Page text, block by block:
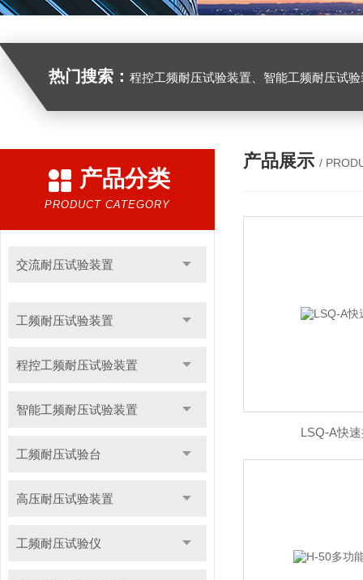
热门搜索： 程控工频耐压试验装置、智能工频耐压试验装置、工频耐压试验装置、工频耐压试验仪、工频耐压试验台、高压耐压试
产品分类
PRODUCT CATEGORY
交流耐压试验装置
工频耐压试验装置
程控工频耐压试验装置
智能工频耐压试验装置
工频耐压试验台
高压耐压试验装置
工频耐压试验仪
产品展示 /
LSQ-A快